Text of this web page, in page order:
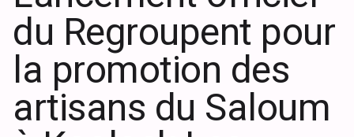
du Regroupent pour
la promotion des
artisans du Saloum